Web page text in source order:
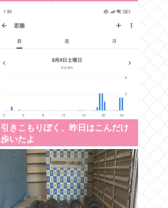
引きこもりぼく、昨日はこんだけ
歩いたよ